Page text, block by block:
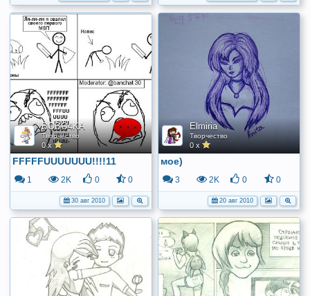
BOBO4KA
Творчество
0 x
FFFFFUUUUUUU!!!!11
1 2K 0 0
30 авг 2010
Elmiria
Творчество
0 x
мое)
3 2K 0 0
20 авг 2010